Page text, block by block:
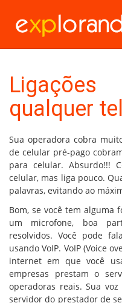
Ligações
qualquer
Sua operadora cobra
de celular pré-pago
para celular. Absurdo!!!
celular, mas liga pouco.
palavras, evitando ao
Bom, se você tem alguma
um microfone, boa
resolvidos. Você pode
usando VoIP. VoIP (Voice
internet em que você
empresas prestam o
operadoras reais. Sua
servidor do prestador de